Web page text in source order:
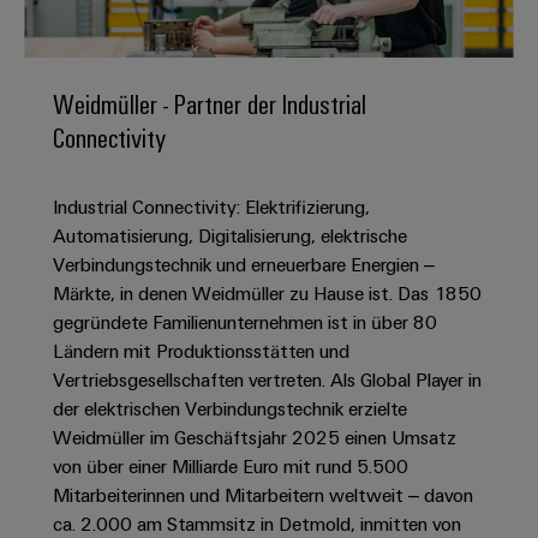
erlebbar
werden.
Lösungen
und
Produkte
Rechenzentren
–
effizient,
zuverlässig,
skalierbar
Energiespeicher
Lösungen
und
Produkte
für
Energiespeichersysteme
(ESS)
Energieübertragung
Anschlusstechnologie
Microgrids
OS
Edge
Computing
Industrial
5G
Single
Pair
Ethernet
Leiterplattenklemmen
und
-
Kabeleinführungssysteme
und
-
komponenten
Anschlussleitungen,
Patchkabel
und
Kabel
SPS
Fast
Service
Beratung
und
digitale
Planung
easyConnect
-
Ihre
Industrial
Service
Platform
Vertrieb uns
Info
für
unsere
Partner
Vertrieb
Großhandelssuche
News
Unternehmen
Weidmüller
und
Fakten
Unser
Vorstand
Nachhaltigkeit
Weidmüller
Academy
People
&
Culture
Compliance
Karriere
Stellen
für
Berufserfahrene
Studierende
Werkstudententätigkeiten
Praktika
Abschlussarbeiten
Neuanfang
für
Studienabbrecher
Offene
Weidmüller - Partner der Industrial
Connectivity
Industrial Connectivity: Elektrifizierung,
Automatisierung, Digitalisierung, elektrische
Verbindungstechnik und erneuerbare Energien –
Märkte, in denen Weidmüller zu Hause ist. Das 1850
gegründete Familienunternehmen ist in über 80
Ländern mit Produktionsstätten und
Vertriebsgesellschaften vertreten. Als Global Player in
der elektrischen Verbindungstechnik erzielte
Weidmüller im Geschäftsjahr 2025 einen Umsatz
von über einer Milliarde Euro mit rund 5.500
Mitarbeiterinnen und Mitarbeitern weltweit – davon
ca. 2.000 am Stammsitz in Detmold, inmitten von